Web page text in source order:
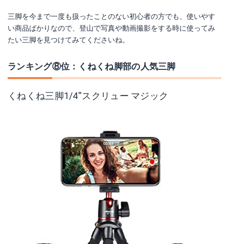
三脚を今まで一度も扱ったことのない初心者の方でも、使いやす
い商品ばかりなので、登山で写真や動画撮影をする時に使ってみ
たい三脚を見つけてみてくださいね。
ランキング⑧位：くねくね脚部の人気三脚
くねくね三脚1/4''スクリュー マジック